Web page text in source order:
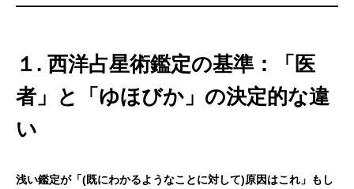
１. 西洋占星術鑑定の基準：「医
者」と「ゆほびか」の決定的な違
い
浅い鑑定が「(既にわかるようなことに対して)原因はこれ」もし